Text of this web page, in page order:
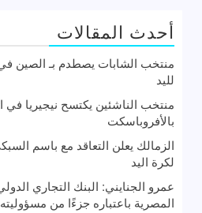
أحدث المقالات
منتخب الشابات يصطدم بـ الصين في
لليد
منتخب الناشئين يكتسح نيجيريا في
بالأفروباسكت
الزمالك يعلن التعاقد مع باسم
لكرة اليد
عمرو الجنايني: البنك التجاري
المصرية باعتباره جزءًا من